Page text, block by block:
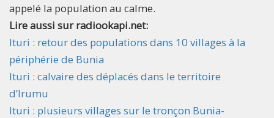
appelé la population au calme.
Lire aussi sur radiookapi.net:
Ituri : retour des populations dans 10 villages à la
périphérie de Bunia
Ituri : calvaire des déplacés dans le territoire
d’Irumu
Ituri : plusieurs villages sur le tronçon Bunia-